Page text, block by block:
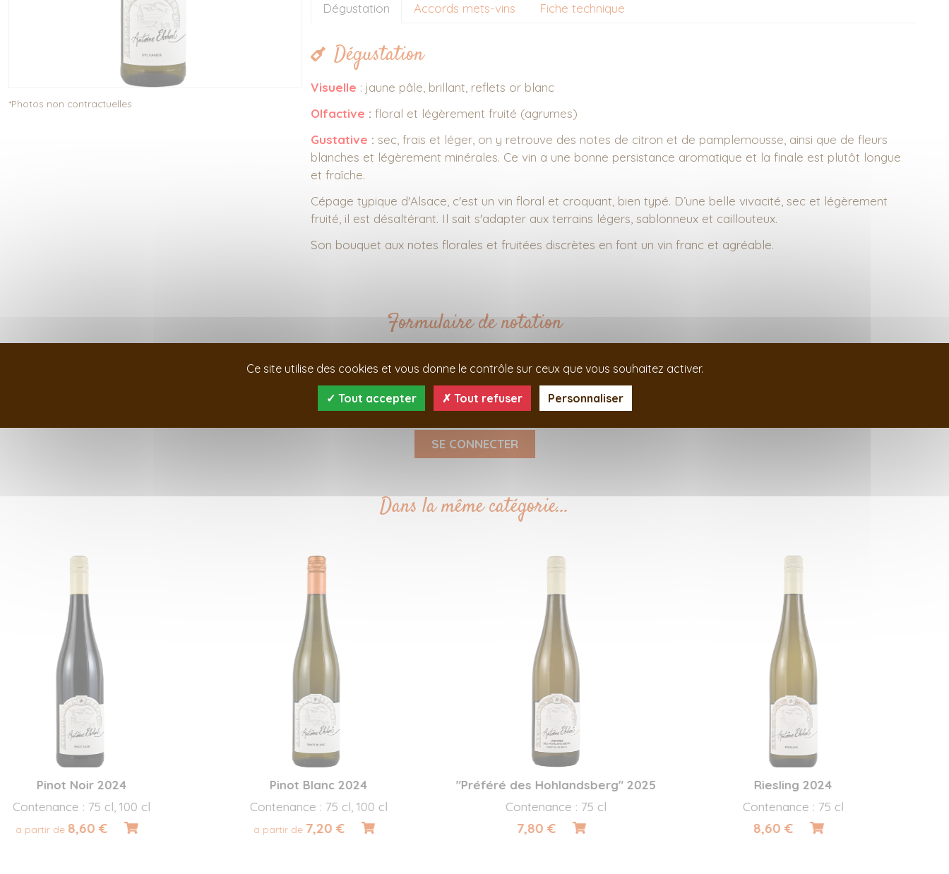
*Photos non contractuelles
Dégustation Accords mets-vins Fiche technique
Dégustation
Visuelle : jaune pâle, brillant, reflets or blanc
Olfactive : floral et légèrement fruité (agrumes)
Gustative : sec, frais et léger, on y retrouve des notes de citron et de pamplemousse, ainsi que de fleurs
blanches et légèrement minérales. Ce vin a une bonne persistance aromatique et la finale est plutôt longue
et fraîche.
Cépage typique d'Alsace, c'est un vin floral et croquant, bien typé. D’une belle vivacité, sec et légèrement
fruité, il est désaltérant. Il sait s'adapter aux terrains légers, sablonneux et caillouteux.
Son bouquet aux notes florales et fruitées discrètes en font un vin franc et agréable.
Formulaire de notation
Vous devez être connecté pour noter un produit.
SE CONNECTER
Dans la même catégorie...
Pinot Noir 2024
: 75 cl, 100 cl
de8,60 €
Pinot Blanc 2024
Contenance : 75 cl, 100 cl
à partir de7,20 €
"Préféré des Hohlandsberg" 2025
Contenance : 75 cl
7,80 €
Riesling 2024
Contenance : 75 cl
8,60 €
Ce site utilise des cookies et vous donne le contrôle sur ceux que vous souhaitez activer.
Tout accepter Tout refuser Personnaliser